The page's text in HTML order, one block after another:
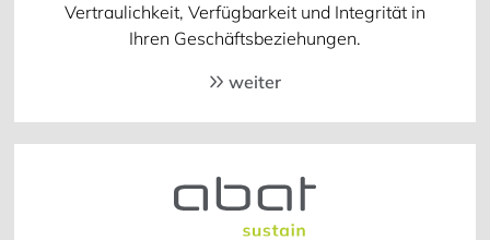
Vertraulichkeit, Verfügbarkeit und Integrität in
Ihren Geschäftsbeziehungen.
weiter